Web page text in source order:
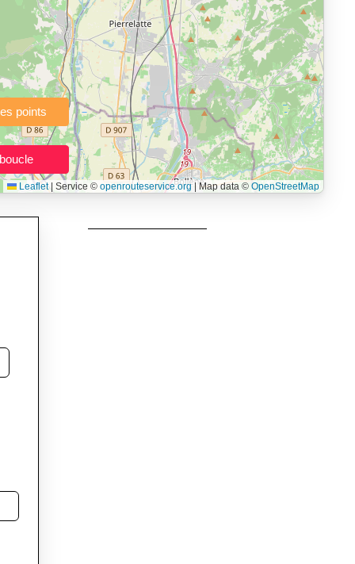
vélo, VTT, randonnée, roller, équitation) directement dans
de la vitesse et du temps estimé, profil d’élévation
dépensées, de VO₂max/VMA et d’IMC.
itinéraires, et utilisateurs de GPS souhaitant charger leurs
roller et équitation.
Leaflet | Service ©openrouteservice.org| Map data ©OpenStreetMap